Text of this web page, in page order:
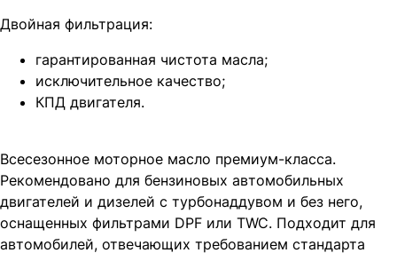
Двойная фильтрация:
гарантированная чистота масла;
исключительное качество;
КПД двигателя.
Всесезонное моторное масло премиум-класса.
Рекомендовано для бензиновых автомобильных
двигателей и дизелей с турбонаддувом и без него,
оснащенных фильтрами DPF или TWC. Подходит для
автомобилей, отвечающих требованием стандарта